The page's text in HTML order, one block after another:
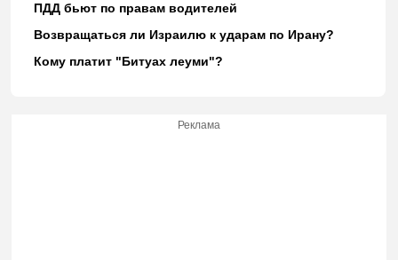
ПДД бьют по правам водителей
Возвращаться ли Израилю к ударам по Ирану?
Кому платит "Битуах леуми"?
Реклама